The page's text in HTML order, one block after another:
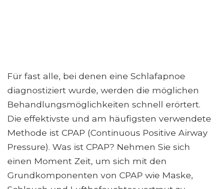
Für fast alle, bei denen eine Schlafapnoe
diagnostiziert wurde, werden die möglichen
Behandlungsmöglichkeiten schnell erörtert.
Die effektivste und am häufigsten verwendete
Methode ist CPAP (Continuous Positive Airway
Pressure). Was ist CPAP? Nehmen Sie sich
einen Moment Zeit, um sich mit den
Grundkomponenten von CPAP wie Maske,